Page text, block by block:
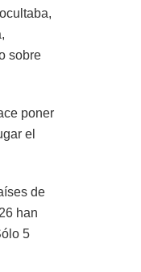
sobre
poner
el
de
han
5